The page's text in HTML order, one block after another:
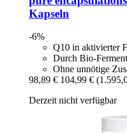
Kapseln
-6%
Q10 in aktivierter
Durch Bio-
Ohne unnötige
98,89 € 104,99 €
Derzeit nicht verfügbar